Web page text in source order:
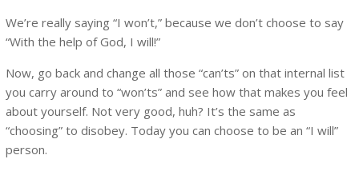
We’re really saying “I won’t,” because we don’t choose to say
“With the help of God, I will!”
Now, go back and change all those “can’ts” on that internal list
you carry around to “won’ts” and see how that makes you feel
about yourself. Not very good, huh? It’s the same as
“choosing” to disobey. Today you can choose to be an “I will”
person.